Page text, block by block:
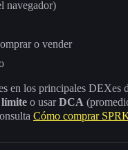
navegador)
o vender
en los principales DEXes
límite o usarDCA
Cómo comprar